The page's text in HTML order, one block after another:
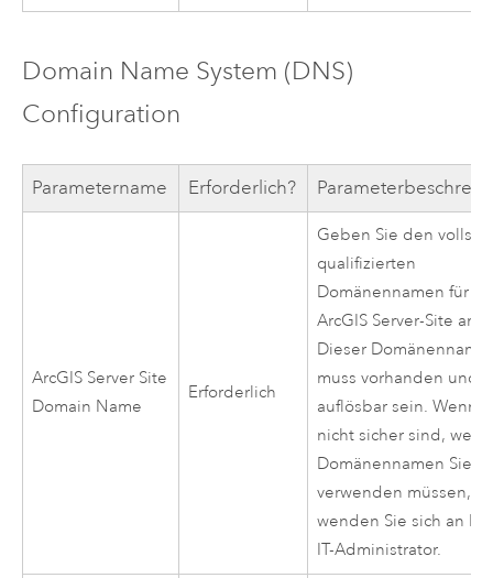
Domain Name System (DNS)
Configuration
Parametername Erforderlich?
ArcGIS Server Site
Domain Name
Erforderlich
Geben Sie den
qualifizierten
Domänennamen für
ArcGIS Server-Site an.
Dieser Domänenname
muss vorhanden und
auflösbar sein. Wenn
nicht sicher sind,
Domänennamen Sie
verwenden müssen,
wenden Sie sich an
IT-Administrator.